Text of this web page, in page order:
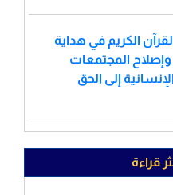
الكريم في هداية
المجتمعات
إلى الحق
قراءة